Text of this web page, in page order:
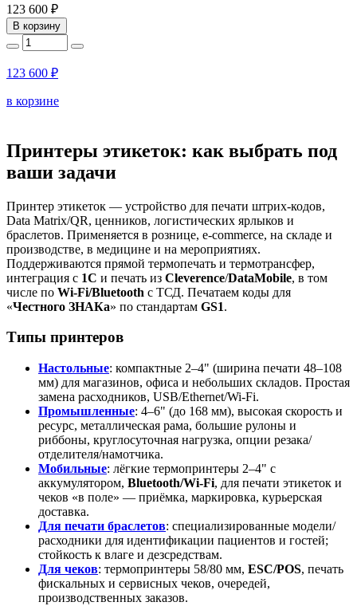
123 600 ₽
В корзину
123 600 ₽
в корзине
Принтеры этикеток: как выбрать под
ваши задачи
Принтер этикеток — устройство для печати штрих‑кодов,
Data Matrix/QR, ценников, логистических ярлыков и
браслетов. Применяется в рознице, e‑commerce, на складе и
производстве, в медицине и на мероприятиях.
Поддерживаются прямой термопечать и термотрансфер,
интеграция с 1С и печать из Cleverence/DataMobile, в том
числе по Wi‑Fi/Bluetooth с ТСД. Печатаем коды для
«Честного ЗНАКа» по стандартам GS1.
Типы принтеров
Настольные: компактные 2–4" (ширина печати 48–108
мм) для магазинов, офиса и небольших складов. Простая
замена расходников, USB/Ethernet/Wi‑Fi.
Промышленные: 4–6" (до 168 мм), высокая скорость и
ресурс, металлическая рама, большие рулоны и
риббоны, круглосуточная нагрузка, опции резака/
отделителя/намотчика.
Мобильные: лёгкие термопринтеры 2–4" с
аккумулятором, Bluetooth/Wi‑Fi, для печати этикеток и
чеков «в поле» — приёмка, маркировка, курьерская
доставка.
Для печати браслетов: специализированные модели/
расходники для идентификации пациентов и гостей;
стойкость к влаге и дезсредствам.
Для чеков: термопринтеры 58/80 мм, ESC/POS, печать
фискальных и сервисных чеков, очередей,
производственных заказов.